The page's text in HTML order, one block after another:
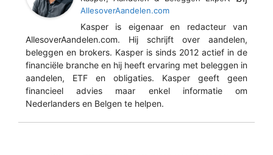
AllesoverAandelen.com
Kasper is eigenaar en redacteur van
AllesoverAandelen.com. Hij schrijft over aandelen,
beleggen en brokers. Kasper is sinds 2012 actief in de
financiële branche en hij heeft ervaring met beleggen in
aandelen, ETF en obligaties. Kasper geeft geen
financieel advies maar enkel informatie om
Nederlanders en Belgen te helpen.